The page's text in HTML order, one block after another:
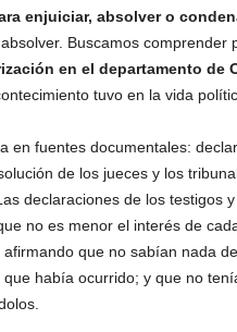
enjuiciar, absolver o
Buscamos comprender
en el departamento de
tuvo en la vida
en fuentes documentales:
de los jueces y los
declaraciones de los testigos
no es menor el interés de
que no sabían nada
había ocurrido; y que no